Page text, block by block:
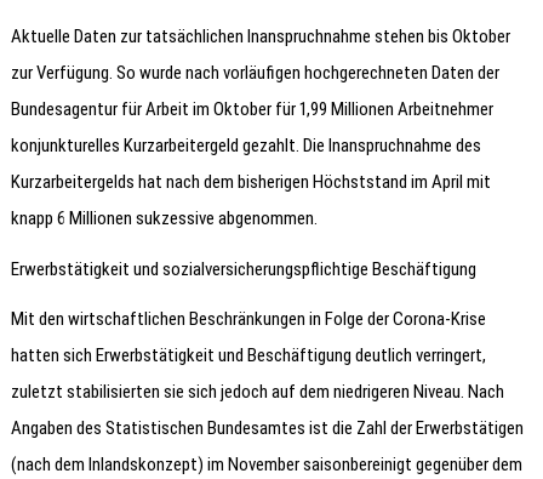
Aktuelle Daten zur tatsächlichen Inanspruchnahme stehen bis Oktober
zur Verfügung. So wurde nach vorläufigen hochgerechneten Daten der
Bundesagentur für Arbeit im Oktober für 1,99 Millionen Arbeitnehmer
konjunkturelles Kurzarbeitergeld gezahlt. Die Inanspruchnahme des
Kurzarbeitergelds hat nach dem bisherigen Höchststand im April mit
knapp 6 Millionen sukzessive abgenommen.
Erwerbstätigkeit und sozialversicherungspflichtige Beschäftigung
Mit den wirtschaftlichen Beschränkungen in Folge der Corona-Krise
hatten sich Erwerbstätigkeit und Beschäftigung deutlich verringert,
zuletzt stabilisierten sie sich jedoch auf dem niedrigeren Niveau. Nach
Angaben des Statistischen Bundesamtes ist die Zahl der Erwerbstätigen
(nach dem Inlandskonzept) im November saisonbereinigt gegenüber dem